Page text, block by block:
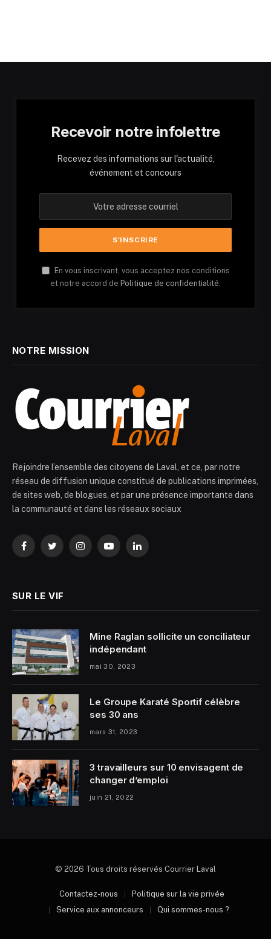
Recevoir notre infolettre
Recevez des informations sur l'actualité,
événement et concours
En vous inscrivant, vous acceptez nos conditions
et notre accord de Politique de confidentialité.
NOTRE MISSION
Rejoindre l’ensemble des citoyens de Laval, et ce, par notre
réseau de diffusion unique constitué de publications imprimées,
de sites web, de blogues, et par une présence importante dans
la communauté et dans les réseaux sociaux
FacebookTwitterInstagramYouTubeLinkedIn
SUR LE VIF
Mine Raglan sollicite un conciliateur
indépendant
mai 30, 2023
Le Groupe Karaté Sportif célèbre
ses 30 ans
mars 31, 2023
3 travailleurs sur 10 envisagent de
changer d’emploi
juin 21, 2022
© 2026 Tous droits réservés Courrier Laval
Contactez-nous
Politique sur la vie privée
Service aux annonceurs
Qui sommes-nous ?